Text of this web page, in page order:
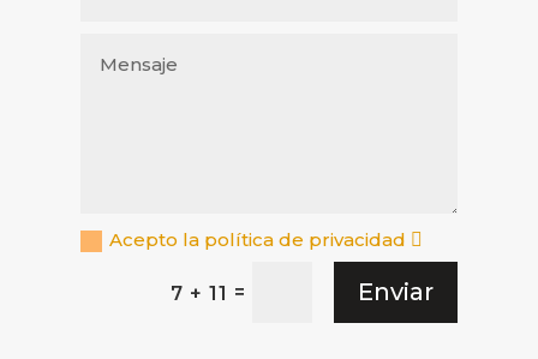
Acepto la política de privacidad
7 + 11 = Enviar